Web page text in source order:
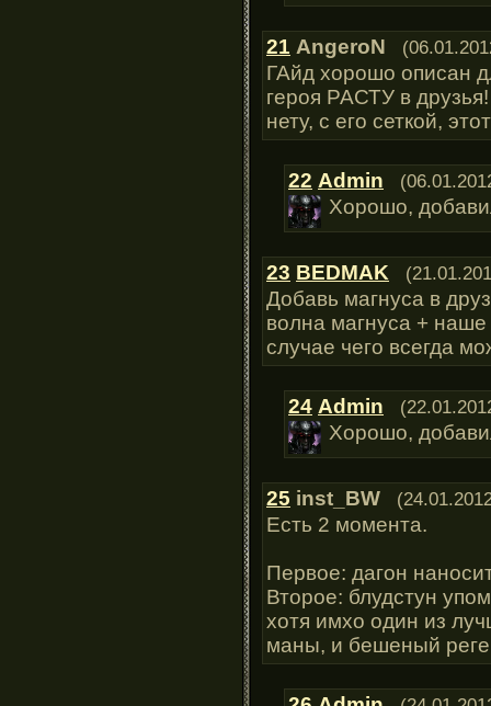
21 AngeroN
ГАйд хорошо описан
героя РАСТУ в
нету, с его сеткой,
22 Admin
Хорошо,
23 BEDMAK
Добавь магнуса в
волна магнуса +
случае чего всегда
24 Admin
Хорошо,
25 inst_BW
Есть 2 момента.
Первое: дагон
Второе: блудстун
хотя имхо один из
маны, и бешеный